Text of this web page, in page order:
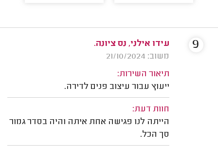
עידו אילני, נס ציונה.
משוב: 21/10/2024
תיאור השירות:
ייעוץ עבור עיצוב פנים לדירה.
חוות דעת:
הייתה לנו פגישה אחת איתה והיה בסדר גמור
סך הכל.
9